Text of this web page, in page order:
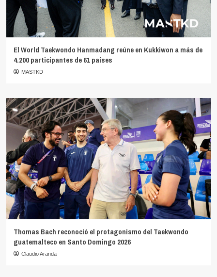
El World Taekwondo Hanmadang reúne en Kukkiwon a más de
4.200 participantes de 61 países
MASTKD
Thomas Bach reconoció el protagonismo del Taekwondo
guatemalteco en Santo Domingo 2026
Claudio Aranda